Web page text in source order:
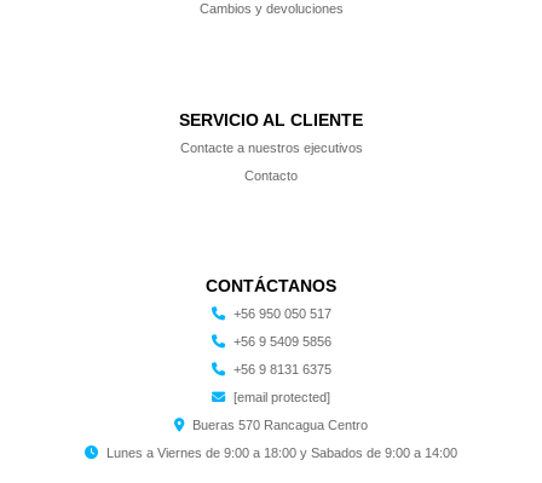
Cambios y devoluciones
SERVICIO AL CLIENTE
Contacte a nuestros ejecutivos
Contacto
CONTÁCTANOS
+56 950 050 517
+56 9 5409 5856
+56 9 8131 6375
[email protected]
Bueras 570 Rancagua Centro
Lunes a Viernes de 9:00 a 18:00 y Sabados de 9:00 a 14:00